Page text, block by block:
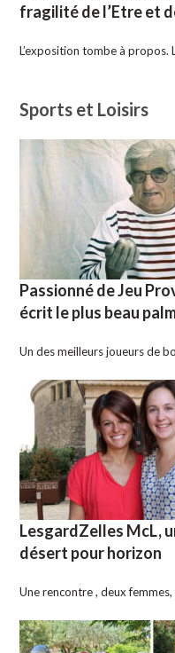
fragilité de l’Etre et
L’exposition tombe à propos.
Sports et Loisirs
Passionné de Jeu
écrit le plus beau
Un des meilleurs joueurs de
LesgardZelles McL,
désert pour horizon
Une rencontre , deux